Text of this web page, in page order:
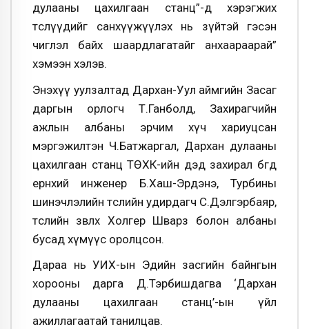
дулааны цахилгаан станц”-д хэрэгжих
төслүүдийг санхүүжүүлэх нь зүйтэй гэсэн
чиглэл байх шаардлагатайг анхаараарай”
хэмээн хэлэв.
Энэхүү уулзалтад Дархан-Уул аймгийн Засаг
даргын орлогч Т.Ганболд, Захирагчийн
ажлын албаны эрчим хүч хариуцсан
мэргэжилтэн Ч.Батжаргал, Дархан дулааны
цахилгаан станц ТӨХК-ийн дэд захирал бөгөөд
ерөнхий инженер Б.Хаш-Эрдэнэ, Турбины
шинэчлэлийн төслийн удирдагч С.Дэлгэрбаяр,
төслийн зөвлөх Холгер Шварз болон албаны
бусад хүмүүс оролцсон.
Дараа нь УИХ-ын Эдийн засгийн байнгын
хорооны дарга Д.Тэрбишдагва ‘Дархан
дулааны цахилгаан станц’-ын үйл
ажиллагаатай танилцав.